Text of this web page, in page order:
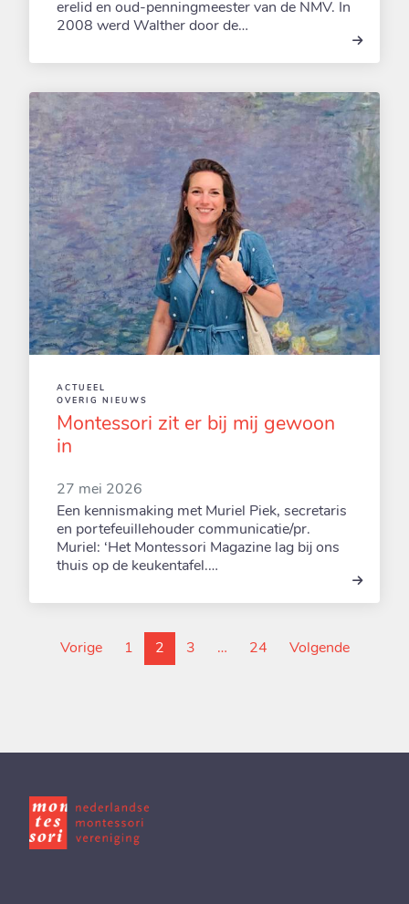
erelid en oud-penningmeester van de NMV. In
2008 werd Walther door de…
Montessori zit er bij mij gewoon
in
ACTUEEL
OVERIG NIEUWS
27 mei 2026
Een kennismaking met Muriel Piek, secretaris
en portefeuillehouder communicatie/pr.
Muriel: ‘Het Montessori Magazine lag bij ons
thuis op de keukentafel.…
Vorigepagina bezoeken
Bezoek pagina nummer:
1 2 Bezoek pagina nummer:
3 … Bezoek pagina nummer:
24 Volgendepagina